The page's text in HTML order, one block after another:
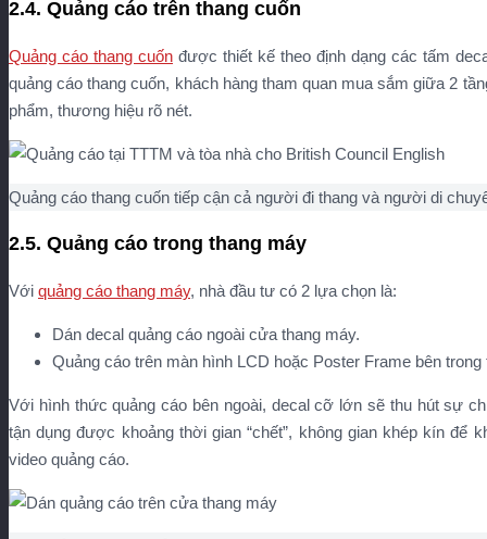
2.4. Quảng cáo trên thang cuốn
Quảng cáo thang cuốn được thiết kế theo định dạng các tấm
quảng cáo thang cuốn, khách hàng tham quan mua sắm giữa 2
phẩm, thương hiệu rõ nét.
Quảng cáo thang cuốn tiếp cận cả người đi thang và người di
2.5. Quảng cáo trong thang máy
Với quảng cáo thang máy, nhà đầu tư có 2 lựa chọn là:
Dán decal quảng cáo ngoài cửa thang máy.
Quảng cáo trên màn hình LCD hoặc Poster Frame bên trong
Với hình thức quảng cáo bên ngoài, decal cỡ lớn sẽ thu hút sự
tận dụng được khoảng thời gian “chết”, không gian khép kín để
video quảng cáo.